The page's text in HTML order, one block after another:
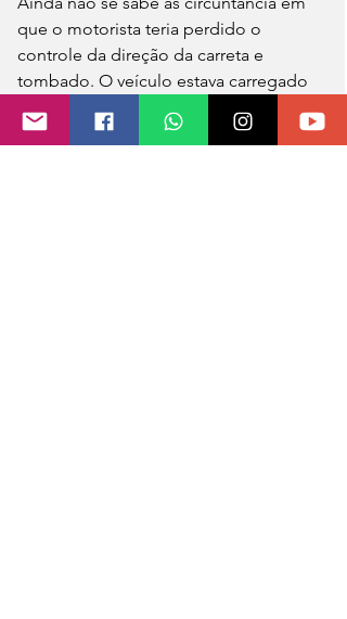
que o motorista teria perdido o
controle da direção da carreta e
tombado. O veículo estava carregado
com estruturas metálicas e tinha placas
de Passo Fundo.